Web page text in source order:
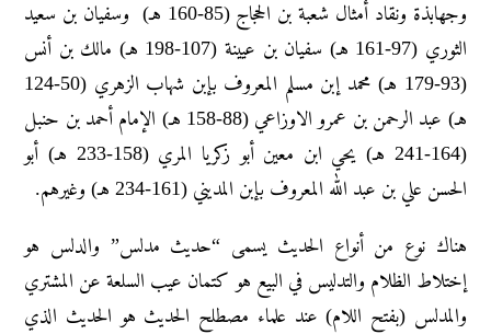
وجهابذة ونقاد أمثال شعبة بن الحجاج (85-160 هـ) وسفيان بن سعيد
الثوري (97-161 هـ) سفيان بن عيينة (107-198 هـ) مالك بن أنس
(93-179 هـ) محمد إبن مسلم المعروف بإبن شهاب الزهري (50-124
هـ) عبد الرحمن بن عمرو الاوزاعي (88-158 هـ) الإمام أحمد بن حنبل
(164-241 هـ) يحي ابن معين أبو زكريا المري (158-233 هـ) أبو
الحسن علي بن عبد الله المعروف بإبن المديني (161-234 هـ) وغيرهم.
هناك نوع من أنواع الحديث يسمى “حديث مدلس” والدلس هو
إختلاط الظلام والتدليس في البيع هو كتمان عيب السلعة عن المشتري
والمدلس (بفتح اللام) عند علماء مصطلح الحديث هو الحديث الذي